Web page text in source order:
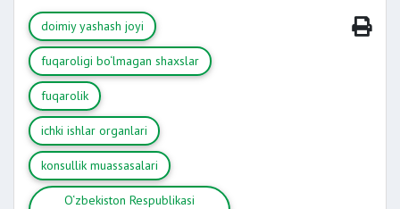
doimiy yashash joyi
fuqaroligi bo‘lmagan shaxslar
fuqarolik
ichki ishlar organlari
konsullik muassasalari
O‘zbekiston Respublikasi